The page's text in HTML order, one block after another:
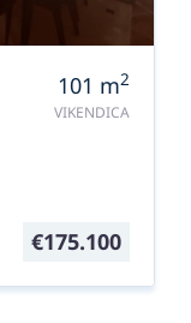
101 m2
VIKENDICA
€175.100